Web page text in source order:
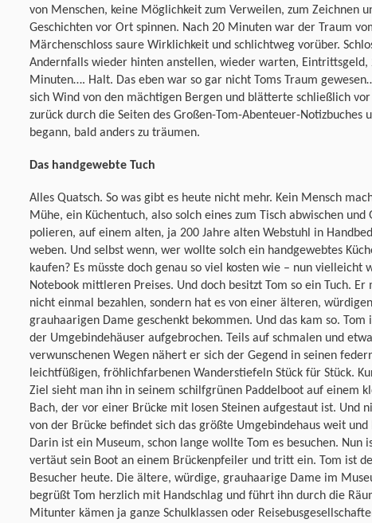
von Menschen, keine Möglichkeit zum Verweilen, zum Zeichnen
Geschichten vor Ort spinnen. Nach 20 Minuten war der Traum
Märchenschloss saure Wirklichkeit und schlichtweg vorüber.
Andernfalls wieder hinten anstellen, wieder warten, Eintrittsgeld,
Minuten…. Halt. Das eben war so gar nicht Toms Traum
sich Wind von den mächtigen Bergen und blätterte schließlich vor
zurück durch die Seiten des Großen-Tom-Abenteuer-Notizbuches
begann, bald anders zu träumen.
Das handgewebte Tuch
Alles Quatsch. So was gibt es heute nicht mehr. Kein Mensch
Mühe, ein Küchentuch, also solch eines zum Tisch abwischen und
polieren, auf einem alten, ja 200 Jahre alten Webstuhl in
weben. Und selbst wenn, wer wollte solch ein handgewebtes
kaufen? Es müsste doch genau so viel kosten wie – nun vielleicht
Notebook mittleren Preises. Und doch besitzt Tom so ein Tuch. Er
nicht einmal bezahlen, sondern hat es von einer älteren,
grauhaarigen Dame geschenkt bekommen. Und das kam so. Tom
der Umgebindehäuser aufgebrochen. Teils auf schmalen und
verwunschenen Wegen nähert er sich der Gegend in seinen
leichtfüßigen, fröhlichfarbenen Wanderstiefeln Stück für Stück.
Ziel sieht man ihn in seinem schilfgrünen Paddelboot auf einem
Bach, der vor einer Brücke mit losen Steinen aufgestaut ist. Und
von der Brücke befindet sich das größte Umgebindehaus weit und
Darin ist ein Museum, schon lange wollte Tom es besuchen. Nun
vertäut sein Boot an einem Brückenpfeiler und tritt ein. Tom ist
Besucher heute. Die ältere, würdige, grauhaarige Dame im
begrüßt Tom herzlich mit Handschlag und führt ihn durch die
Mitunter kämen ja ganze Schulklassen oder